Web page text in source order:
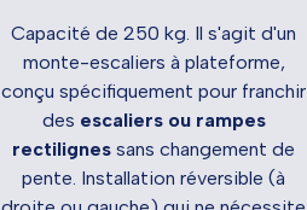
Capacité de 250 kg. Il s'agit d'un
monte-escaliers à plateforme,
conçu spécifiquement pour franchir
des escaliers ou rampes
rectilignes sans changement de
pente. Installation réversible (à